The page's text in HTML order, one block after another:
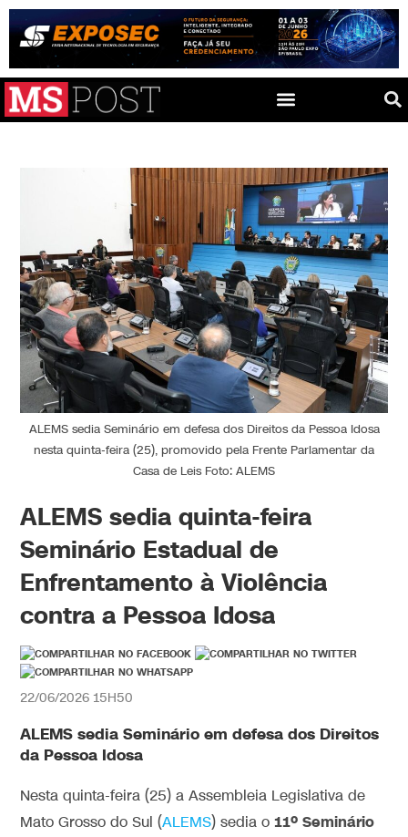
ALEMS sedia Seminário em defesa dos Direitos da Pessoa Idosa
nesta quinta-feira (25), promovido pela Frente Parlamentar da
Casa de Leis Foto: ALEMS
ALEMS sedia quinta-feira
Seminário Estadual de
Enfrentamento à Violência
contra a Pessoa Idosa
22/06/2026 15H50
ALEMS sedia Seminário em defesa dos Direitos
da Pessoa Idosa
Nesta quinta-feira (25) a Assembleia Legislativa de
Mato Grosso do Sul (ALEMS) sedia o11º Seminário